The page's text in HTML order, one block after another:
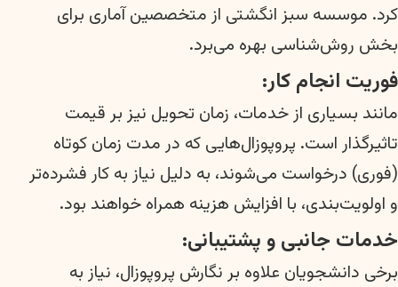
کرد. موسسه سبز انگشتی از متخصصین آماری برای
بخش روش‌شناسی بهره می‌برد.
فوریت انجام کار:
مانند بسیاری از خدمات، زمان تحویل نیز بر قیمت
تاثیرگذار است. پروپوزال‌هایی که در مدت زمان کوتاه
(فوری) درخواست می‌شوند، به دلیل نیاز به کار فشرده‌تر
و اولویت‌بندی، با افزایش هزینه همراه خواهند بود.
خدمات جانبی و پشتیبانی:
برخی دانشجویان علاوه بر نگارش پروپوزال، نیاز به